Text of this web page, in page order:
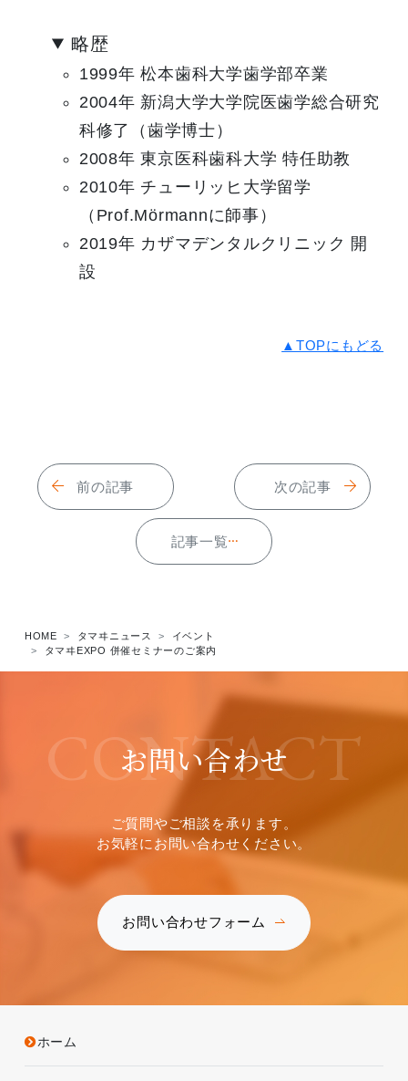
略歴
1999年 松本歯科大学歯学部卒業
2004年 新潟大学大学院医歯学総合研究
科修了（歯学博士）
2008年 東京医科歯科大学 特任助教
2010年 チューリッヒ大学留学
（Prof.Mörmannに師事）
2019年 カザマデンタルクリニック 開
設
▲TOPにもどる
前の記事
記事一覧
次の記事
HOME タマヰニュース
イベント
タマヰEXPO 併催セミナーのご案内
CONTACT
お問い合わせ
ご質問やご相談を承ります。
お気軽にお問い合わせください。
お問い合わせフォーム
ホーム